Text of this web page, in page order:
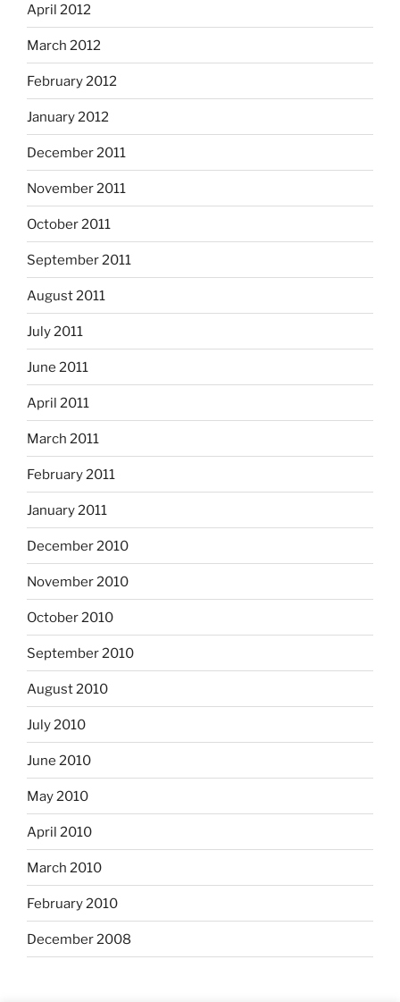
April 2012
March 2012
February 2012
January 2012
December 2011
November 2011
October 2011
September 2011
August 2011
July 2011
June 2011
April 2011
March 2011
February 2011
January 2011
December 2010
November 2010
October 2010
September 2010
August 2010
July 2010
June 2010
May 2010
April 2010
March 2010
February 2010
December 2008